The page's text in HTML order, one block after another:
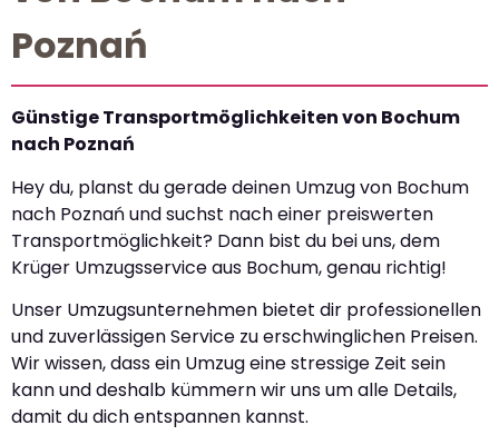
Poznań
Günstige Transportmöglichkeiten von Bochum
nach Poznań
Hey du, planst du gerade deinen Umzug von Bochum
nach Poznań und suchst nach einer preiswerten
Transportmöglichkeit? Dann bist du bei uns, dem
Krüger Umzugsservice aus Bochum, genau richtig!
Unser Umzugsunternehmen bietet dir professionellen
und zuverlässigen Service zu erschwinglichen Preisen.
Wir wissen, dass ein Umzug eine stressige Zeit sein
kann und deshalb kümmern wir uns um alle Details,
damit du dich entspannen kannst.